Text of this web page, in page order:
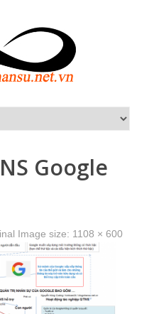
Google
Image size: 1108 × 600